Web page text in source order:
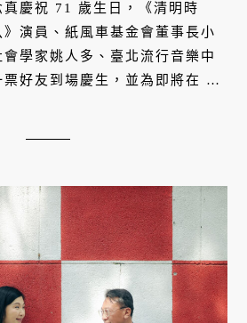
慶祝 71 歲生日，《清明時
演員、紙風車基金會董事長小
學家姚人多、臺北流行音樂中
好友到場慶生，並為即將在 9